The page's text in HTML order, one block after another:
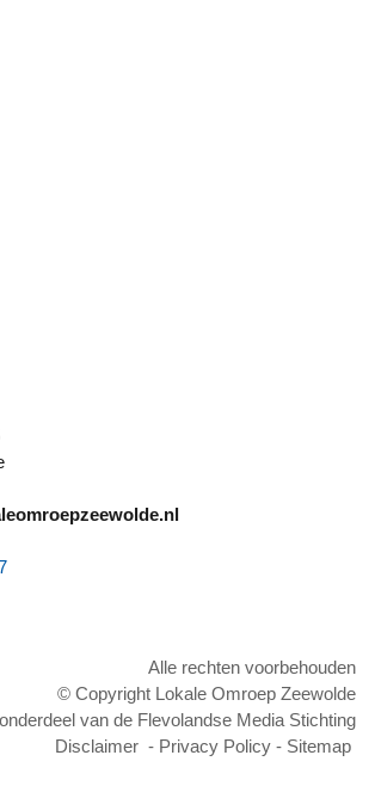
Alle rechten voorbehouden
© Copyright Lokale Omroep Zeewolde
van de Flevolandse Media Stichting
Disclaimer - Privacy Policy - Sitemap